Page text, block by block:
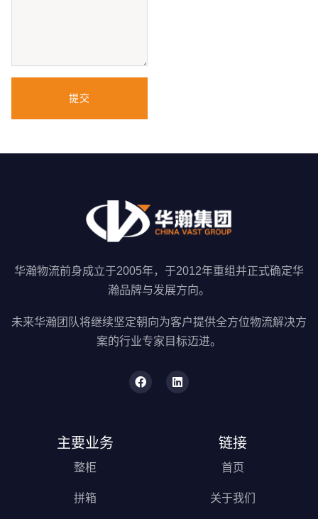
提交
华瀚物流前身成立于2005年，于2012年重组并正式确定华
瀚品牌与发展方向。
未来华瀚团队将继续坚定朝向为客户提供全方位物流解决方
案的行业专家目标迈进。
主要业务
整柜
拼箱
链接
首页
关于我们